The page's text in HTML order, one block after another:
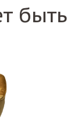
быть